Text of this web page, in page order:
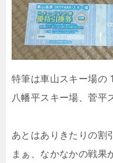
特筆は車山スキー場の
八幡平スキー場、菅平
あとはありきたりの割
まぁ、なかなかの戦果